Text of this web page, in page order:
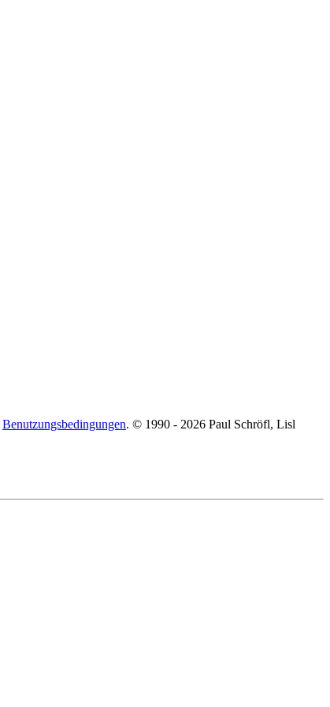
Benutzungsbedingungen. © 1990 - 2026 Paul Schröfl, Lisl